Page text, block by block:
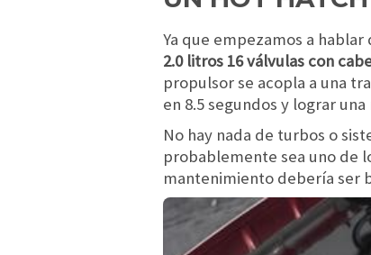
Ya que empezamos a
2.0 litros 16 válvulas con
propulsor se acopla a una
en 8.5 segundos y lograr
No hay nada de turbos o
probablemente sea uno de
mantenimiento debería ser